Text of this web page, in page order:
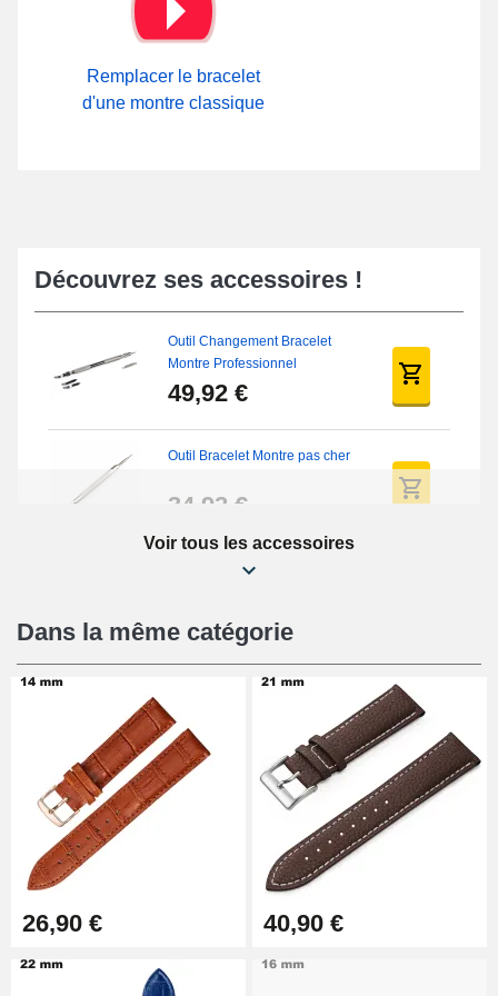
sur ce modèle de bracelet de montre conçu à base de cuir
véritable. Il est possible d'observer en détail la totalité des
sur notre site.
Remplacer le bracelet
d'une montre classique
Découvrez ses accessoires !
Outil Changement Bracelet
Montre Professionnel
49,92 €
Outil Bracelet Montre pas cher
34,92 €
Kit Réparation Montre Débutant
16,90 €
Pied à Coulisse Numérique
9,90 €
Pince à Poinçonner (pince trou)
Pince Trou pour Bracelet de
Voir tous les accessoires
Dans la même catégorie
26,90 € 40,90 €